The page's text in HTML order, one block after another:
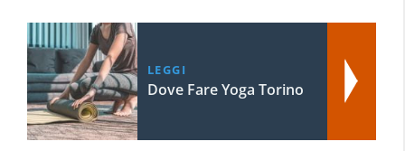
LEGGI
Dove Fare Yoga Torino